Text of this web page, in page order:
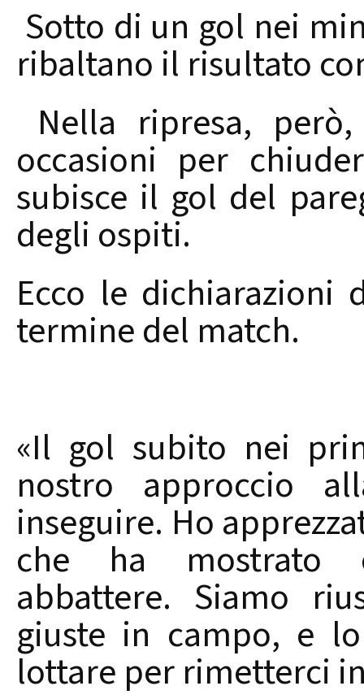
Sotto di un gol nei
ribaltano il risultato
Nella ripresa,
occasioni per
subisce il gol del
degli ospiti.
Ecco le dichiarazioni
termine del match.
«Il gol subito nei
nostro approccio
inseguire. Ho
che ha mostrato
abbattere. Siamo
giuste in campo, e
lottare per rimetterci